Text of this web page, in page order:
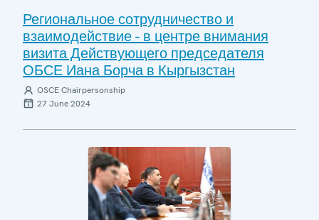
Региональное сотрудничество и
взаимодействие - в центре внимания
визита Действующего председателя
ОБСЕ Иана Борча в Кыргызстан
OSCE Chairpersonship
27 June 2024